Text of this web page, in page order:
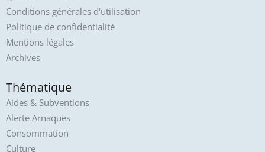
Conditions générales d'utilisation
Politique de confidentialité
Mentions légales
Archives
Thématique
Aides & Subventions
Alerte Arnaques
Consommation
Culture